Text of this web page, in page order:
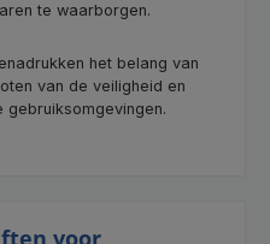
te waarborgen.
het belang van
van de veiligheid en
voor